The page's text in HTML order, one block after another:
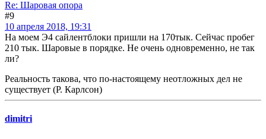
Re: Шаровая опора
#9
10 апреля 2018, 19:31
На моем Э4 сайлентблоки пришли на 170тык. Сейчас пробег
210 тык. Шаровые в порядке. Не очень одновременно, не так
ли?
Реальность такова, что по-настоящему неотложных дел не
существует (Р. Карлсон)
dimitri